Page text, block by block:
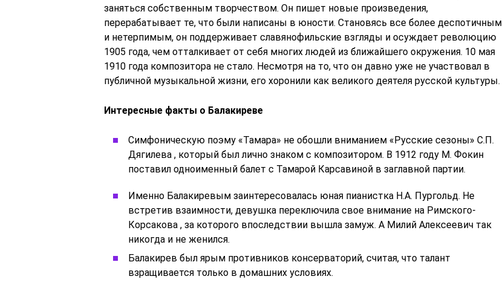
заняться собственным творчеством. Он пишет новые произведения,
перерабатывает те, что были написаны в юности. Становясь все более деспотичным
и нетерпимым, он поддерживает славянофильские взгляды и осуждает революцию
1905 года, чем отталкивает от себя многих людей из ближайшего окружения. 10 мая
1910 года композитора не стало. Несмотря на то, что он давно уже не участвовал в
публичной музыкальной жизни, его хоронили как великого деятеля русской культуры.
Интересные факты о Балакиреве
Симфоническую поэму «Тамара» не обошли вниманием «Русские сезоны» С.П.
Дягилева , который был лично знаком с композитором. В 1912 году М. Фокин
поставил одноименный балет с Тамарой Карсавиной в заглавной партии.
Именно Балакиревым заинтересовалась юная пианистка Н.А. Пургольд. Не
встретив взаимности, девушка переключила свое внимание на Римского-
Корсакова , за которого впоследствии вышла замуж. А Милий Алексеевич так
никогда и не женился.
Балакирев был ярым противников консерваторий, считая, что талант
взращивается только в домашних условиях.